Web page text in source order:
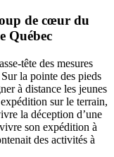
de cœur du
Québec
tête des mesures
la pointe des pieds
à distance les jeunes
sur le terrain,
la déception d’une
son expédition à
des activités à